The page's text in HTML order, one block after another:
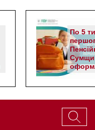
По 5